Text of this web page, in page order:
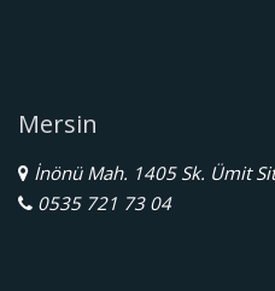
Mersin
İnönü Mah. 1405 Sk. Ümit
0535 721 73 04